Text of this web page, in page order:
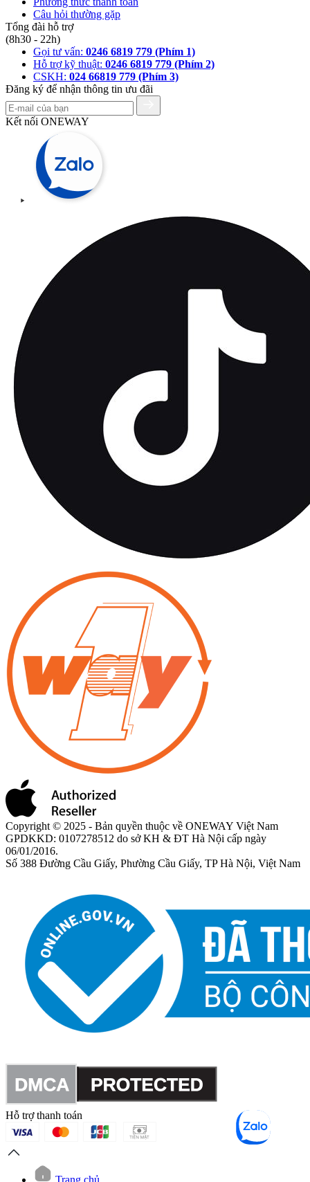
Câu hỏi thường gặp
Tổng đài hỗ trợ
(8h30 - 22h)
Gọi tư vấn: 0246 6819 779 (Phím 1)
Hỗ trợ kỹ thuật: 0246 6819 779 (Phím 2)
CSKH: 024 66819 779 (Phím 3)
Đăng ký để nhận thông tin ưu đãi
Kết nối ONEWAY
Copyright © 2025 - Bản quyền thuộc về ONEWAY Việt Nam
GPDKKD: 0107278512 do sở KH & ĐT Hà Nội cấp ngày
06/01/2016.
Số 388 Đường Cầu Giấy, Phường Cầu Giấy, TP Hà Nội, Việt Nam
Hỗ trợ thanh toán
Trang chủ